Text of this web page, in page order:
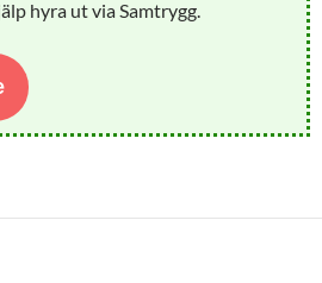
hyra ut via Samtrygg.